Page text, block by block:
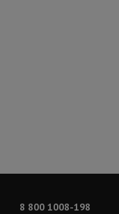
8 800 1008-198